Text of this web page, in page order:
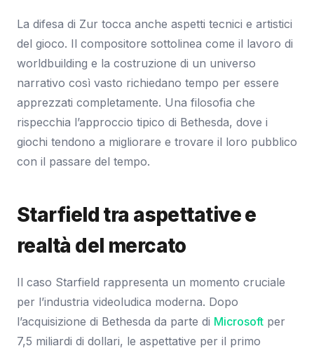
La difesa di Zur tocca anche aspetti tecnici e artistici
del gioco. Il compositore sottolinea come il lavoro di
worldbuilding e la costruzione di un universo
narrativo così vasto richiedano tempo per essere
apprezzati completamente. Una filosofia che
rispecchia l’approccio tipico di Bethesda, dove i
giochi tendono a migliorare e trovare il loro pubblico
con il passare del tempo.
Starfield tra aspettative e
realtà del mercato
Il caso Starfield rappresenta un momento cruciale
per l’industria videoludica moderna. Dopo
l’acquisizione di Bethesda da parte di Microsoft per
7,5 miliardi di dollari, le aspettative per il primo